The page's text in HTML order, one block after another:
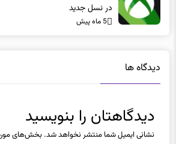
در نسل جدید
5 ماه پیش
دیدگاه ها
دیدگاهتان را بنویسید
نشانی ایمیل شما منتشر نخواهد شد. بخش‌های